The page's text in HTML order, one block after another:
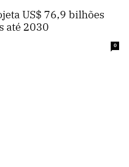
US$ 76,9 bilhões
até 2030
0